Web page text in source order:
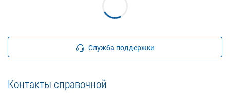
Служба поддержки
Контакты справочной